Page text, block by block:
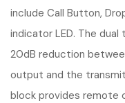
include Call Button,
indicator LED. The
20dB reduction
output and the
block provides remote